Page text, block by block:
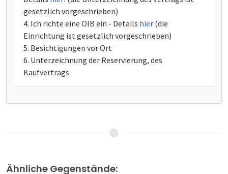
gesetzlich vorgeschrieben)
Ich richte eine OIB ein - Details hier (die
Einrichtung ist gesetzlich vorgeschrieben)
Besichtigungen vor Ort
Unterzeichnung der Reservierung, des
Kaufvertrags
Ähnliche Gegenstände: